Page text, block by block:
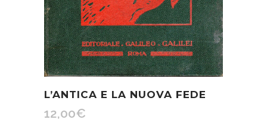
L’ANTICA E LA NUOVA FEDE
12,00€